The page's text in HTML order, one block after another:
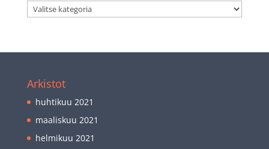
Kategoriat
Arkistot
huhtikuu 2021
maaliskuu 2021
helmikuu 2021